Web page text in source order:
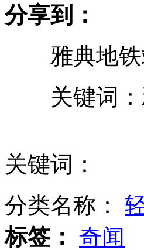
巴勒斯坦民众关注开棺验尸
日本正式任命新任驻华大使
泰州长江大桥建成通车 五项
分享到：
雅典地铁
关键词：
关键词：
分类名称：
标签： 奇闻